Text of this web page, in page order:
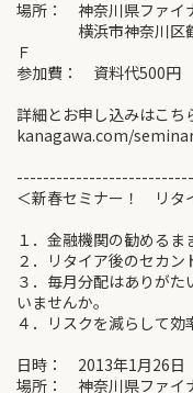
場所： 神奈川県ファイ
横浜市神奈川区鶴
Ｆ
参加費： 資料代500円
詳細とお申し込みは
kanagawa.com/
＜新春セミナー！ リタ
１．金融機関の勧めるま
２．リタイア後のセカン
３．毎月分配はありが
いませんか。
４．リスクを減らして効
日時： 2013年1月26日
場所： 神奈川県ファイ